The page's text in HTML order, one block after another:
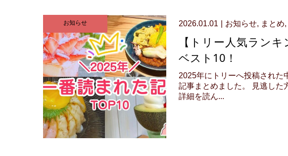
お知らせ 2026.01.01 お知らせ, まとめ,
【トリー人気ラン
ベスト10！
2025年にトリーへ投稿された
記事まとめました。 見逃した
詳細を読ん...